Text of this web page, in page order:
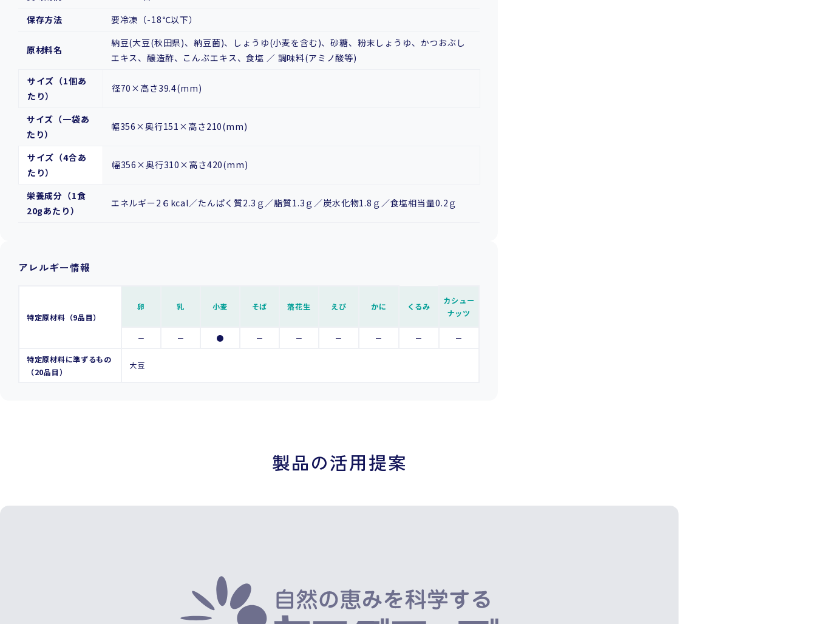
保存方法
要冷凍（-18℃以下）
原材料名
納豆(大豆(秋田県)、納豆菌)、しょうゆ(小麦を含む)、砂糖、粉末しょうゆ、かつおぶし
エキス、醸造酢、こんぶエキス、食塩 ／ 調味料(アミノ酸等)
サイズ（1個あ
たり）
径70×高さ39.4(mm)
サイズ（一袋あ
たり）
幅356×奥行151×高さ210(mm)
サイズ（4合あ
たり）
幅356×奥行310×高さ420(mm)
栄養成分（1食
20gあたり）
エネルギー2６kcal／たんぱく質2.3ｇ／脂質1.3ｇ／炭水化物1.8ｇ／食塩相当量0.2ｇ
アレルギー情報
特定原材料（9品目）
卵 乳 小麦 そば 落花生 えび かに くるみ
カシュー
ナッツ
－ － ● － － － － － －
特定原材料に準ずるもの
（20品目）
大豆
製品の活用提案